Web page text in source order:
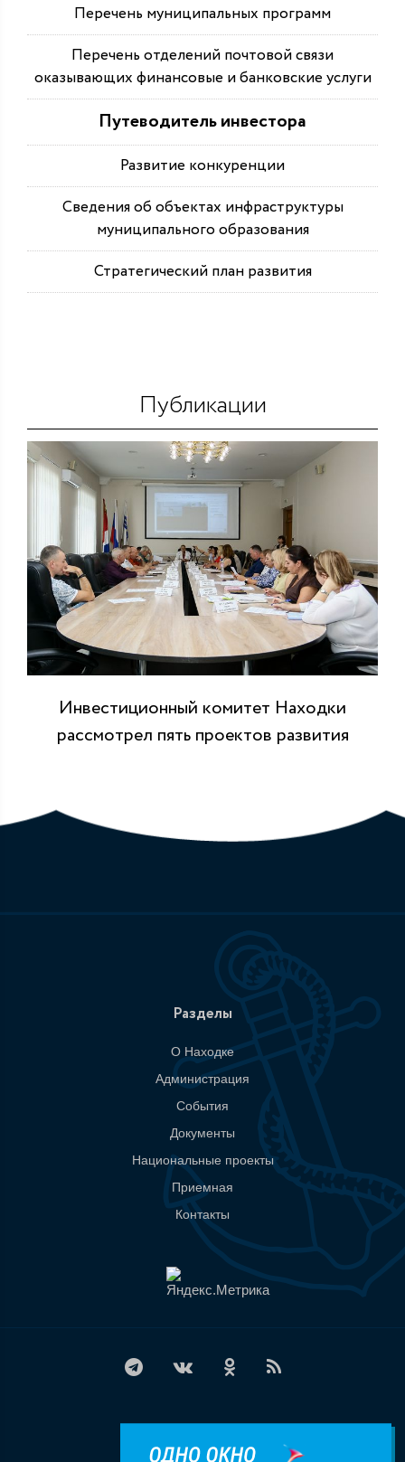
Перечень муниципальных программ
Перечень отделений почтовой связи
оказывающих финансовые и банковские услуги
Путеводитель инвестора
Развитие конкуренции
Сведения об объектах инфраструктуры
муниципального образования
Стратегический план развития
Публикации
Инвестиционный комитет Находки
рассмотрел пять проектов развития
Разделы
О Находке
Администрация
События
Документы
Национальные проекты
Приемная
Контакты